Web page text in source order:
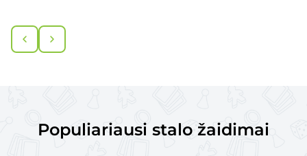
Populiariausi stalo žaidimai